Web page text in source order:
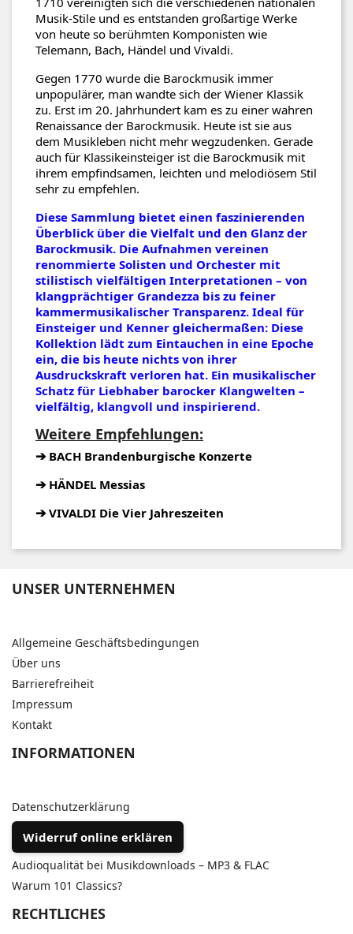
Musik-Stile und es entstanden großartige Werke
von heute so berühmten Komponisten wie
Telemann, Bach, Händel und Vivaldi.
Gegen 1770 wurde die Barockmusik immer
unpopulärer, man wandte sich der Wiener Klassik
zu. Erst im 20. Jahrhundert kam es zu einer wahren
Renaissance der Barockmusik. Heute ist sie aus
dem Musikleben nicht mehr wegzudenken. Gerade
auch für Klassikeinsteiger ist die Barockmusik mit
ihrem empfindsamen, leichten und melodiösem Stil
sehr zu empfehlen.
Diese Sammlung bietet einen faszinierenden
Überblick über die Vielfalt und den Glanz der
Barockmusik. Die Aufnahmen vereinen
renommierte Solisten und Orchester mit
stilistisch vielfältigen Interpretationen – von
klangprächtiger Grandezza bis zu feiner
kammermusikalischer Transparenz. Ideal für
Einsteiger und Kenner gleichermaßen: Diese
Kollektion lädt zum Eintauchen in eine Epoche
ein, die bis heute nichts von ihrer
Ausdruckskraft verloren hat. Ein musikalischer
Schatz für Liebhaber barocker Klangwelten –
vielfältig, klangvoll und inspirierend.
Weitere Empfehlungen:
➔ BACH Brandenburgische Konzerte
➔ HÄNDEL Messias
➔VIVALDI Die Vier Jahreszeiten
UNSER UNTERNEHMEN
Allgemeine Geschäftsbedingungen
Über uns
Barrierefreiheit
Impressum
Kontakt
INFORMATIONEN
Datenschutzerklärung
Widerruf online erklären
Audioqualität bei Musikdownloads – MP3 & FLAC
Warum 101 Classics?
RECHTLICHES